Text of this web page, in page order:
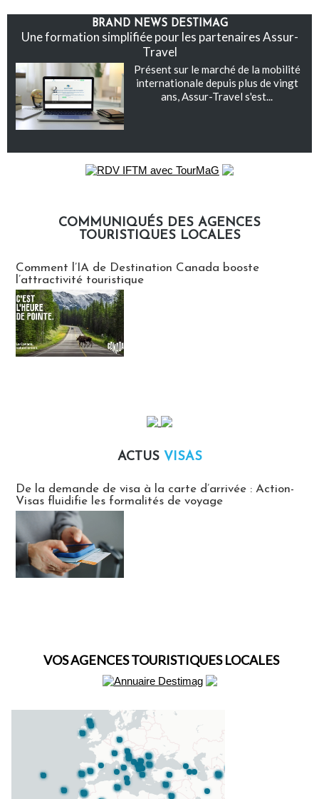
BRAND NEWS DESTIMAG
Une formation simplifiée pour les partenaires Assur-
Travel
Présent sur le marché de la mobilité
internationale depuis plus de vingt
ans, Assur-Travel s'est...
COMMUNIQUÉS DES AGENCES
TOURISTIQUES LOCALES
Comment l’IA de Destination Canada booste
l’attractivité touristique
ACTUS VISAS
De la demande de visa à la carte d’arrivée : Action-
Visas fluidifie les formalités de voyage
VOS AGENCES TOURISTIQUES LOCALES